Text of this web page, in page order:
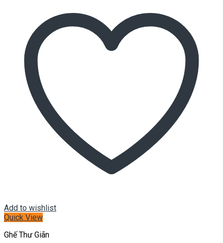
Add to wishlist
Quick View
Ghế Thư Giãn